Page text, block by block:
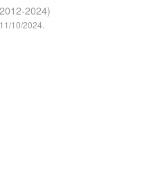
2024)
10/2024.